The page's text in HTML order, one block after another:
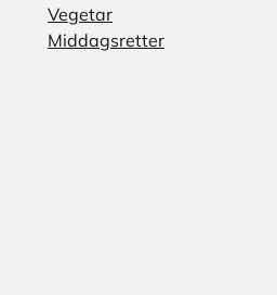
Vegetar
Middagsretter